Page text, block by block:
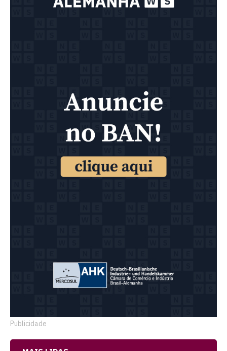
Publicidade